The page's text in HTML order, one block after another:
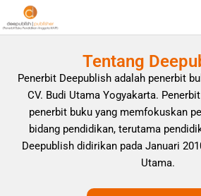
Tentang
Penerbit Deepublish adalah penerbit
CV. Budi Utama Yogyakarta.
penerbit buku yang memfokuskan
bidang pendidikan, terutama
Deepublish didirikan pada Januari
Utama.